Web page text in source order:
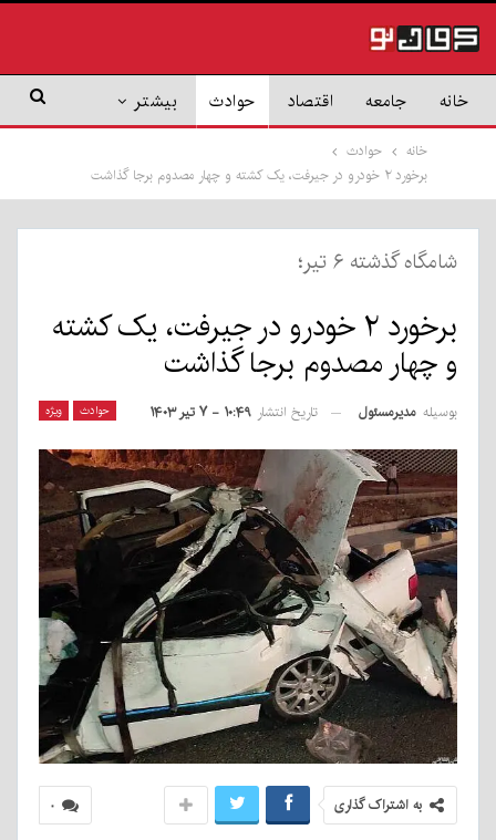
خانه جامعه اقتصاد حوادث بیشتر
خانه
حوادث
برخورد ۲ خودرو در جیرفت، یک کشته و چهار مصدوم برجا گذاشت
شامگاه گذشته ۶ تیر؛
برخورد ۲ خودرو در جیرفت، یک کشته
و چهار مصدوم برجا گذاشت
حوادث ویژه بوسیله مدیرمسئول تاریخ انتشار ۱۰:۴۹ - ۷ تیر ۱۴۰۳
۰ به اشتراک گذاری